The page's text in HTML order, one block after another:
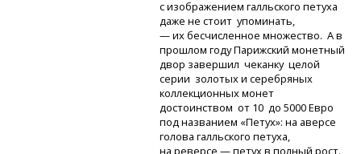
с изображением галльского петуха
даже не стоит упоминать,
— их бесчисленное множество. А в
прошлом году Парижский монетный
двор завершил чеканку целой
серии золотых и серебряных
коллекционных монет
достоинством от 10 до 5000 Евро
под названием «Петух»: на аверсе
голова галльского петуха,
на реверсе — петух в полный рост.